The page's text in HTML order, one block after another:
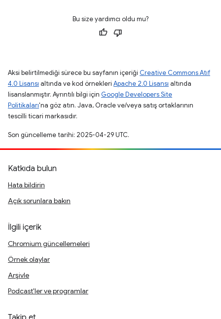
Bu size yardımcı oldu mu?
Aksi belirtilmediği sürece bu sayfanın içeriği Creative Commons Atıf
4.0 Lisansı altında ve kod örnekleri Apache 2.0 Lisansı altında
lisanslanmıştır. Ayrıntılı bilgi için Google Developers Site
Politikaları'na göz atın. Java, Oracle ve/veya satış ortaklarının
tescilli ticari markasıdır.
Son güncelleme tarihi: 2025-04-29 UTC.
Katkıda bulun
Hata bildirin
Açık sorunlara bakın
İlgili içerik
Chromium güncellemeleri
Örnek olaylar
Arşivle
Podcast'ler ve programlar